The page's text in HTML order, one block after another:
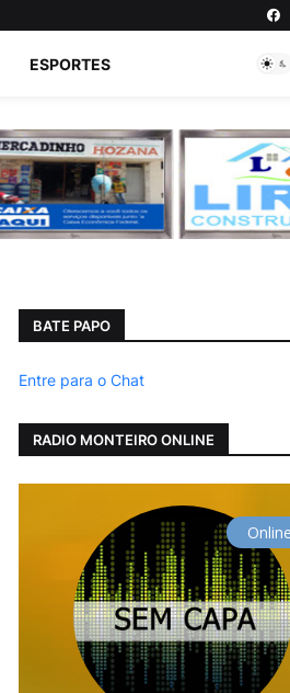
ESPORTES
BATE PAPO
Entre para o Chat
RADIO MONTEIRO ONLINE